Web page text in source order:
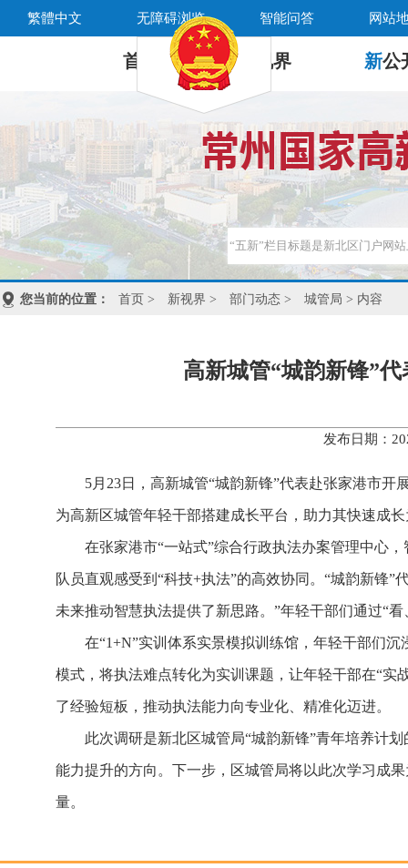
繁體中文 无障碍浏览 智能问答 网站
首 页 新 视界 新公
您当前的位置： 首页 > 新视界 > 部门动态 > 城管局 > 内容
高新城管“城韵新锋”
发布日期：
5月23日，高新城管“城韵新锋”代表赴张家港市
为高新区城管年轻干部搭建成长平台，助力其快速成
在张家港市“一站式”综合行政执法办案管理中心
队员直观感受到“科技+执法”的高效协同。“城韵新锋
未来推动智慧执法提供了新思路。”年轻干部们通过“
在“1+N”实训体系实景模拟训练馆，年轻干部们
模式，将执法难点转化为实训课题，让年轻干部在“实
了经验短板，推动执法能力向专业化、精准化迈进。
此次调研是新北区城管局“城韵新锋”青年培养计
能力提升的方向。下一步，区城管局将以此次学习成
量。